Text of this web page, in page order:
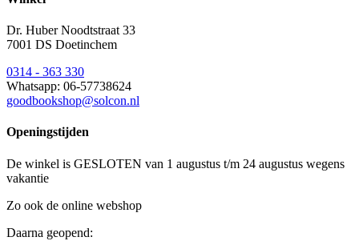
Dr. Huber Noodtstraat 33
7001 DS Doetinchem
0314 - 363 330
Whatsapp: 06-57738624
goodbookshop@solcon.nl
Openingstijden
De winkel is GESLOTEN van 1 augustus t/m 24 augustus wegens
vakantie
Zo ook de online webshop
Daarna geopend: